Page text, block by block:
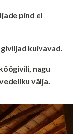
pind ei
kuivavad.
nagu
välja.